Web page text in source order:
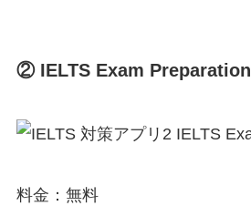
② IELTS Exam Preparation
料金：無料